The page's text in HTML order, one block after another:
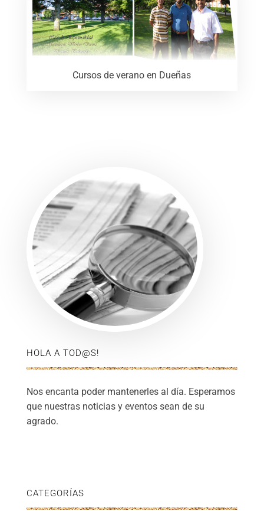
Cursos de verano en Dueñas
HOLA A TOD@S!
Nos encanta poder mantenerles al día. Esperamos
que nuestras noticias y eventos sean de su
agrado.
CATEGORÍAS